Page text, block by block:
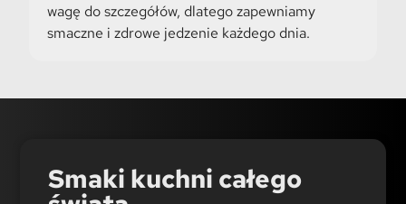
wagę do szczegółów, dlatego zapewniamy
smaczne i zdrowe jedzenie każdego dnia.
Smaki kuchni całego